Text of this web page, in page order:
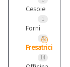
Cesoie
1
Forni
5
Fresatrici
14